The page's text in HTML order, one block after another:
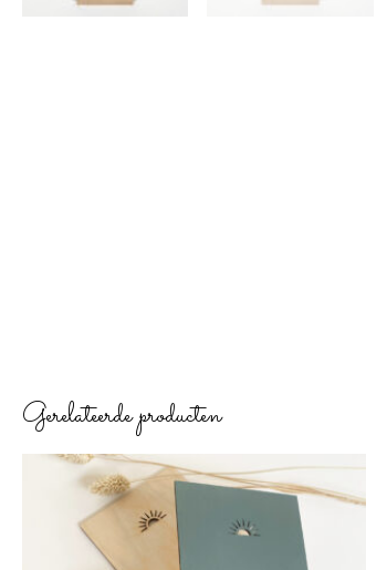
Gerelateerde producten